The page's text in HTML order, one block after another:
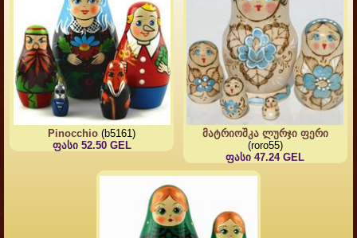
Pinocchio (b5161)
ფასი 52.50 GEL
მატრიოშკა ლურჯი ფერი
(roro55)
ფასი 47.24 GEL